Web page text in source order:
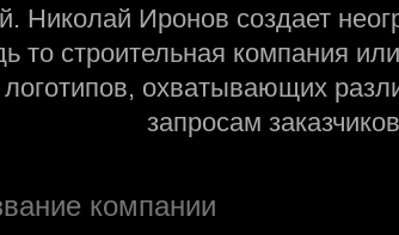
Николай Иронов создает
то строительная компания
охватывающих
запросам